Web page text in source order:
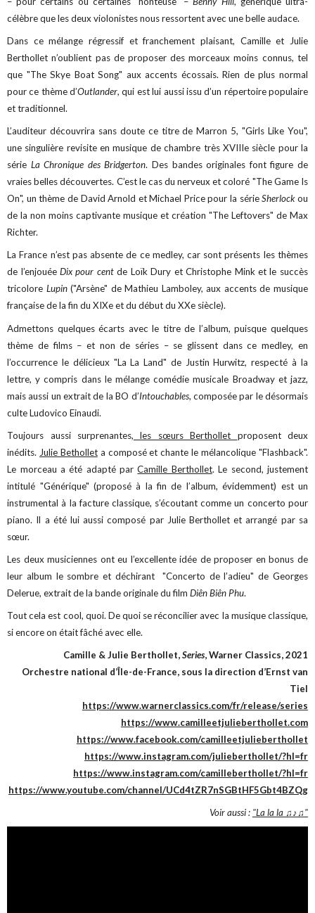
célèbre que les deux violonistes nous ressortent avec une belle audace.
Dans ce mélange régressif et franchement plaisant, Camille et Julie
Berthollet n’oublient pas de proposer des morceaux moins connus, tel
que "The Skye Boat Song" aux accents écossais. Rien de plus normal
pour ce thème d’Outlander, qui est lui aussi issu d’un répertoire populaire
et traditionnel.
L’auditeur découvrira sans doute ce titre de Marron 5, "Girls Like You",
une singulière revisite en musique de chambre très XVIIIe siècle pour la
série La Chronique des Bridgerton. Des bandes originales font figure de
vraies belles découvertes. C’est le cas du nerveux et coloré "The Game Is
On", un thème de David Arnold et Michael Price pour la sérieSherlockou
de la non moins captivante musique et création "The Leftovers" de Max
Richter.
La France n’est pas absente de ce medley, car sont présents les thèmes
de l’enjouéeDix pour centde Loïk Dury et Christophe Mink et le succès
tricolore Lupin("Arsène" de Mathieu Lamboley, aux accents de musique
française de la fin du XIXe et du début du XXe siècle).
Admettons quelques écarts avec le titre de l’album, puisque quelques
thème de films – et non de séries – se glissent dans ce medley, en
l’occurrence le délicieux "La La Land" de Justin Hurwitz, respecté à la
lettre, y compris dans le mélange comédie musicale Broadway et jazz,
mais aussi un extrait de la BO d’Intouchables, composée par le désormais
culte Ludovico Einaudi.
Toujours aussi surprenantes, les sœurs Berthollet proposent deux
inédits. Julie Betholleta composé et chante le mélancolique "Flashback".
Le morceau a été adapté parCamille Berthollet. Le second, justement
intitulé "Générique" (proposé à la fin de l’album, évidemment) est un
instrumental à la facture classique, s’écoutant comme un concerto pour
piano. Il a été lui aussi composé par Julie Berthollet et arrangé par sa
sœur.
Les deux musiciennes ont eu l’excellente idée de proposer en bonus de
leur album le sombre et déchirant "Concerto de l’adieu" de Georges
Delerue, extrait de la bande originale du filmDiên Biên Phu.
Tout cela est cool, quoi. De quoi se réconcilier avec la musique classique,
si encore on était fâché avec elle.
Camille & Julie Berthollet,Series, Warner Classics, 2021
Orchestre national d’Île-de-France, sous la direction d’Ernst van
Tiel
https://www.warnerclassics.com/fr/release/series
https://www.camilleetjulieberthollet.com
https://www.facebook.com/camilleetjulieberthollet
https://www.instagram.com/julieberthollet/?hl=fr
https://www.instagram.com/camilleberthollet/?hl=fr
https://www.youtube.com/channel/UCd4tZR7nSGBtHF5Gbt4BZQg
Voir aussi : "La la la ♫♪♫"